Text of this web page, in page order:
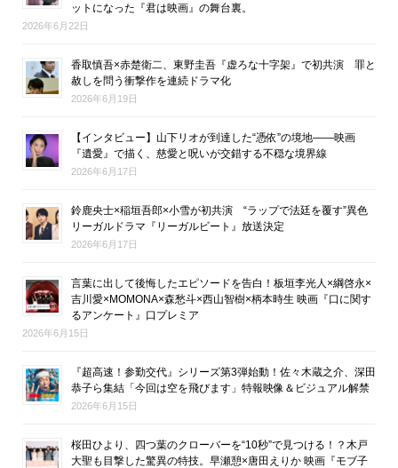
ットになった『君は映画』の舞台裏。
2026年6月22日
香取慎吾×赤楚衛二、東野圭吾『虚ろな十字架』で初共演 罪と
赦しを問う衝撃作を連続ドラマ化
2026年6月19日
【インタビュー】山下リオが到達した“憑依”の境地――映画
『遺愛』で描く、慈愛と呪いが交錯する不穏な境界線
2026年6月17日
鈴鹿央士×稲垣吾郎×小雪が初共演 “ラップで法廷を覆す”異色
リーガルドラマ『リーガルビート』放送決定
2026年6月17日
言葉に出して後悔したエピソードを告白！板垣李光人×綱啓永×
吉川愛×MOMONA×森愁斗×西山智樹×柄本時生 映画『口に関す
るアンケート』口プレミア
2026年6月15日
『超高速！参勤交代』シリーズ第3弾始動！佐々木蔵之介、深田
恭子ら集結「今回は空を飛びます」特報映像＆ビジュアル解禁
2026年6月15日
桜田ひより、四つ葉のクローバーを“10秒”で見つける！？木戸
大聖も目撃した驚異の特技。早瀬憩×唐田えりか 映画『モブ子